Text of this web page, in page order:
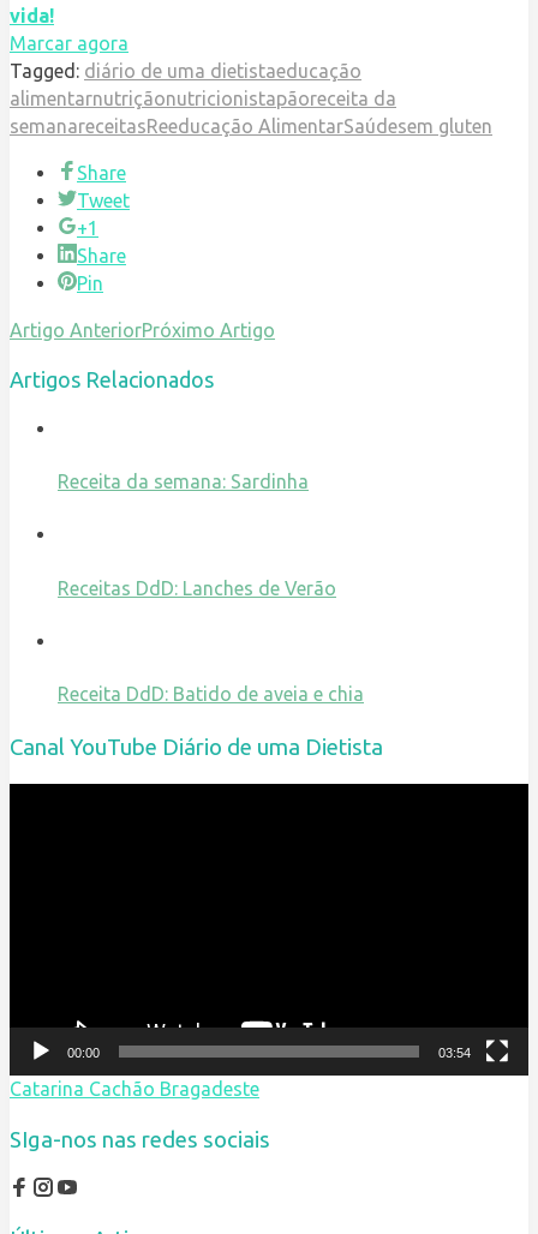
vida!
Marcar agora
Tagged: diário de uma dietistaeducação
alimentarnutriçãonutricionistapãoreceita da
semanareceitasReeducação AlimentarSaúdesem gluten
Share
Tweet
+1
Share
Pin
Artigo AnteriorPróximo Artigo
Artigos Relacionados
Receita da semana: Sardinha
Receitas DdD: Lanches de Verão
Receita DdD: Batido de aveia e chia
Canal YouTube Diário de uma Dietista
00:00 03:54
Catarina Cachão Bragadeste
SIga-nos nas redes sociais